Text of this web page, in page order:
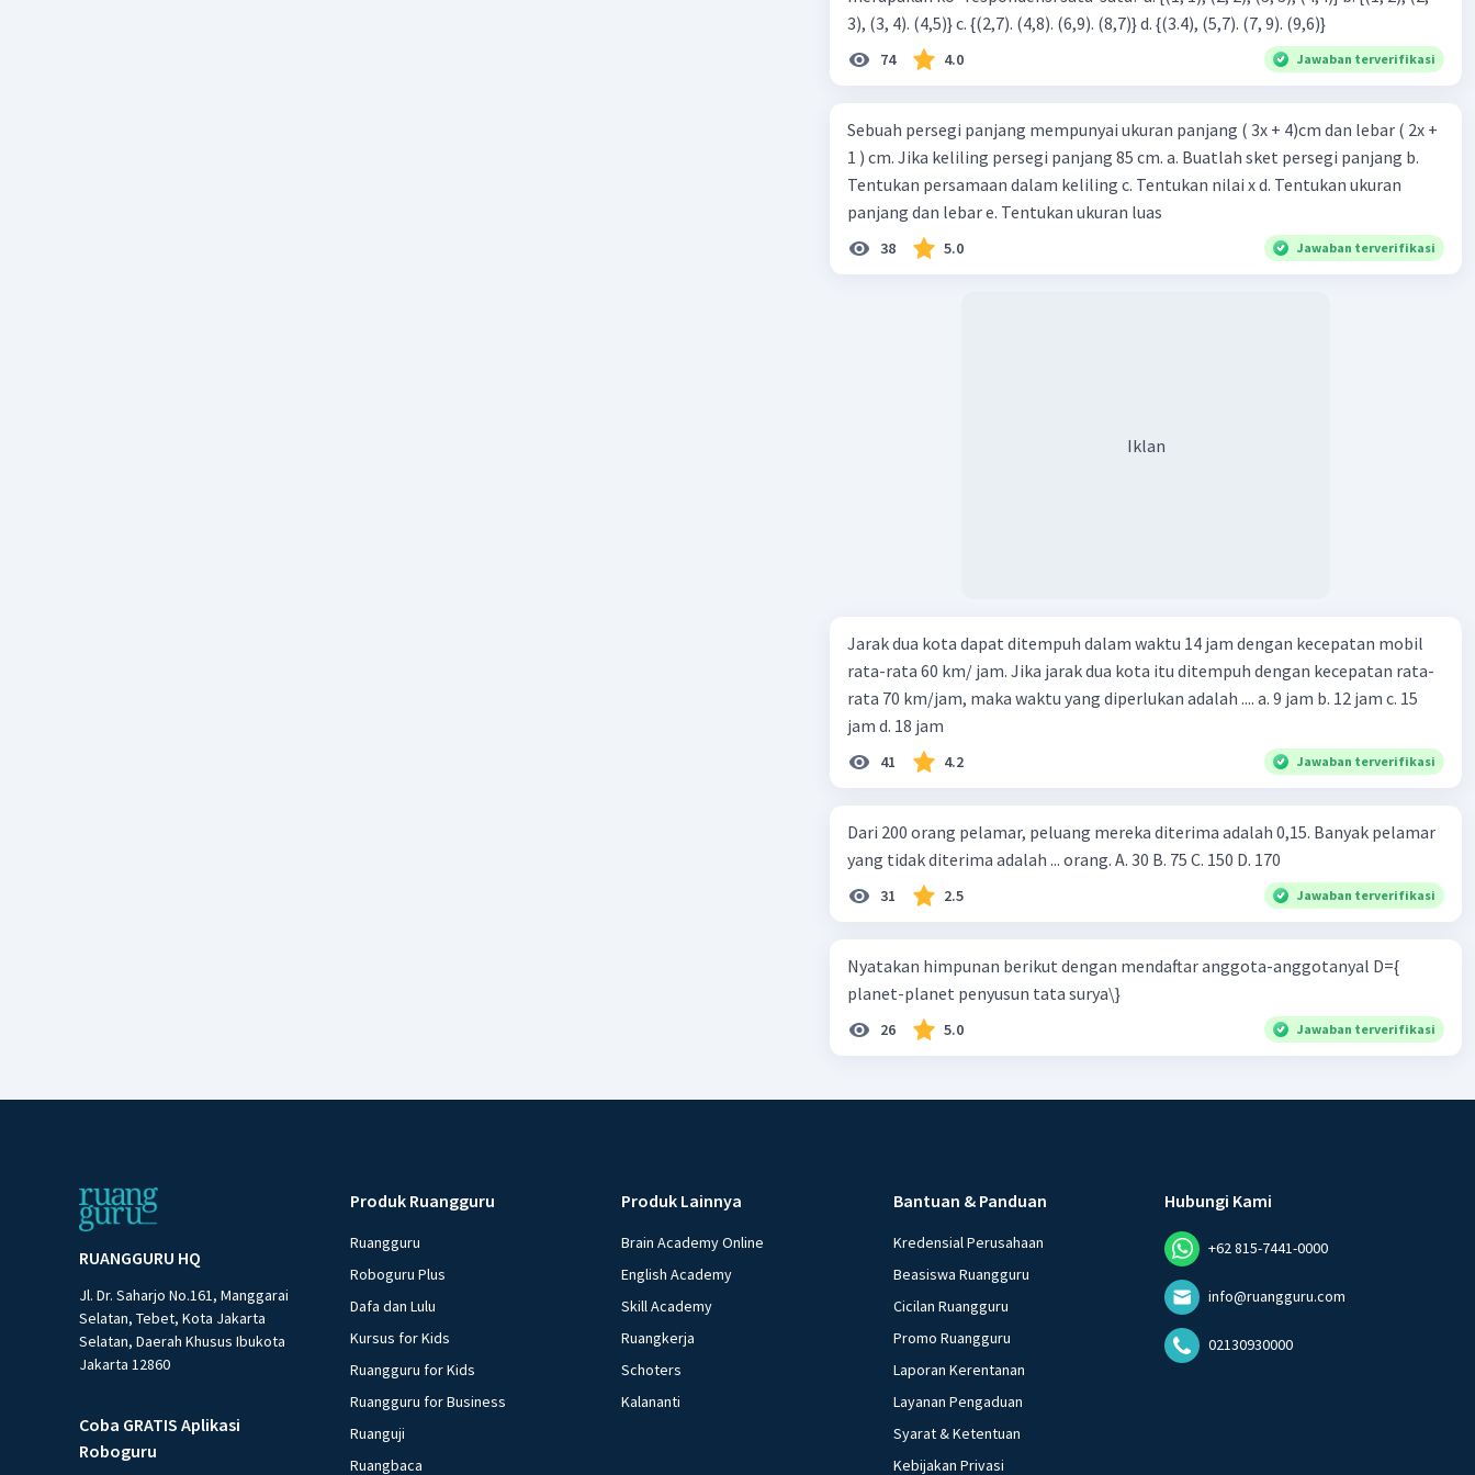
3), (3, 4). (4,5)} c. {(2,7). (4,8). (6,9). (8,7)} d. {(3.4), (5,7). (7, 9). (9,6)}
74 4.0 Jawaban terverifikasi
Sebuah persegi panjang mempunyai ukuran panjang ( 3x + 4)cm dan lebar ( 2x +
1 ) cm. Jika keliling persegi panjang 85 cm. a. Buatlah sket persegi panjang b.
Tentukan persamaan dalam keliling c. Tentukan nilai x d. Tentukan ukuran
panjang dan lebar e. Tentukan ukuran luas
38 5.0 Jawaban terverifikasi
Iklan
Jarak dua kota dapat ditempuh dalam waktu 14 jam dengan kecepatan mobil
rata-rata 60 km/ jam. Jika jarak dua kota itu ditempuh dengan kecepatan rata-
rata 70 km/jam, maka waktu yang diperlukan adalah .... a. 9 jam b. 12 jam c. 15
jam d. 18 jam
41 4.2 Jawaban terverifikasi
Dari 200 orang pelamar, peluang mereka diterima adalah 0,15. Banyak pelamar
yang tidak diterima adalah ... orang. A. 30 B. 75 C. 150 D. 170
31 2.5 Jawaban terverifikasi
Nyatakan himpunan berikut dengan mendaftar anggota-anggotanyal D={
planet-planet penyusun tata surya\}
26 5.0 Jawaban terverifikasi
RUANGGURU HQ
Jl. Dr. Saharjo No.161, Manggarai
Selatan, Tebet, Kota Jakarta
Selatan, Daerah Khusus Ibukota
Jakarta 12860
Coba GRATIS Aplikasi
Roboguru
Produk Ruangguru
Ruangguru
Roboguru Plus
Dafa dan Lulu
Kursus for Kids
Ruangguru for Kids
Ruangguru for Business
Ruanguji
Ruangbaca
Produk Lainnya
Brain Academy Online
English Academy
Skill Academy
Ruangkerja
Schoters
Kalananti
Bantuan & Panduan
Kredensial Perusahaan
Beasiswa Ruangguru
Cicilan Ruangguru
Promo Ruangguru
Laporan Kerentanan
Layanan Pengaduan
Syarat & Ketentuan
Kebijakan Privasi
Hubungi Kami
+62 815-7441-0000
info@ruangguru.com
02130930000